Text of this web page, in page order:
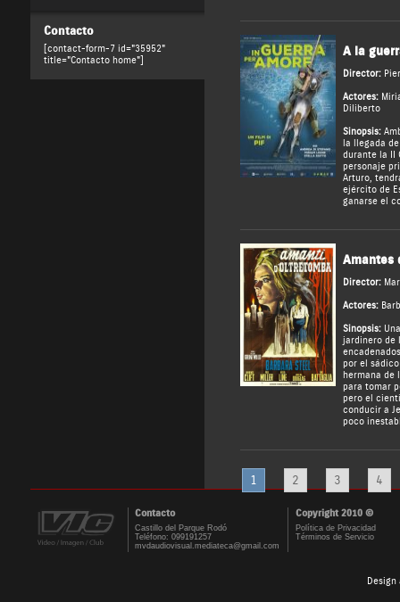
Contacto
[contact-form-7 id="35952"
title="Contacto home"]
A la
Director:
Actores:
Diliberto
Sinopsis:
la llegada
durante la II
personaje
Arturo,
ejército de
ganarse el
Amantes
Director:
Actores:
Sinopsis:
jardinero de
por el
hermana de
para tomar
pero el
conducir a
poco
1 2 3 4
Contacto Copyright 2010 ©
Castillo del Parque Rodó
Teléfono: 099191257
mvdaudiovisual.mediateca@gmail.com
Política de Privacidad
Términos de Servicio